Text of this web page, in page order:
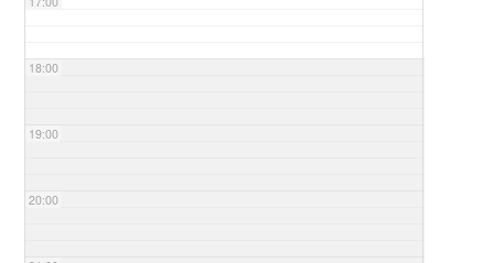
18:00
19:00
20:00